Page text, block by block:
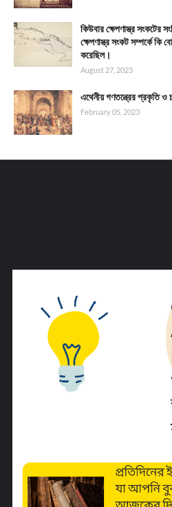
কিউবার ক্ষেপণাস্ত্র সংকটের
ক্ষেপণাস্ত্র সংকট সম্পর্কে
করেছিল।
August 27, 2023
এথেনীয় গণতন্ত্রের প্রকৃতি ও
February 05, 2023